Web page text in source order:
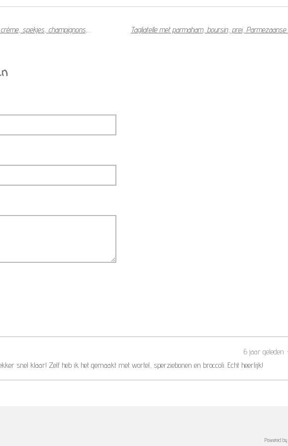
Spaghetti spinazie-boursin crème, spekjes, champignons, Parmezaanse kaas & pijnboompitjes
6 jaar geleden
snel klaar! Zelf heb ik het gemaakt met wortel, sperziebonen en broccoli. Echt heerlijk!
Powered by